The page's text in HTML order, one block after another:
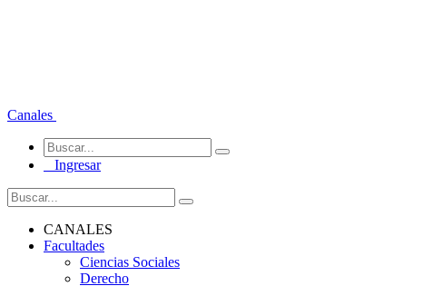
Canales
Ingresar
CANALES
Facultades
Ciencias Sociales
Derecho